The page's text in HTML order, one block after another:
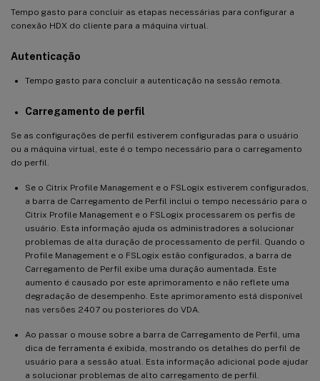
Tempo gasto para concluir as etapas necessárias para configurar a
conexão HDX do cliente para a máquina virtual.
Autenticação
Tempo gasto para concluir a autenticação na sessão remota.
Carregamento de perfil
Se as configurações de perfil estiverem configuradas para o usuário
ou a máquina virtual, este é o tempo necessário para o carregamento
do perfil.
Se o Citrix Profile Management e o FSLogix estiverem configurados,
a barra de Carregamento de Perfil inclui o tempo necessário para o
Citrix Profile Management e o FSLogix processarem os perfis de
usuário. Esta informação ajuda os administradores a solucionar
problemas de alta duração de processamento de perfil. Quando o
Profile Management e o FSLogix estão configurados, a barra de
Carregamento de Perfil exibe uma duração aumentada. Este
aumento é causado por este aprimoramento e não reflete uma
degradação de desempenho. Este aprimoramento está disponível
nas versões 2407 ou posteriores do VDA.
Ao passar o mouse sobre a barra de Carregamento de Perfil, uma
dica de ferramenta é exibida, mostrando os detalhes do perfil de
usuário para a sessão atual. Esta informação adicional pode ajudar
a solucionar problemas de alto carregamento de perfil.